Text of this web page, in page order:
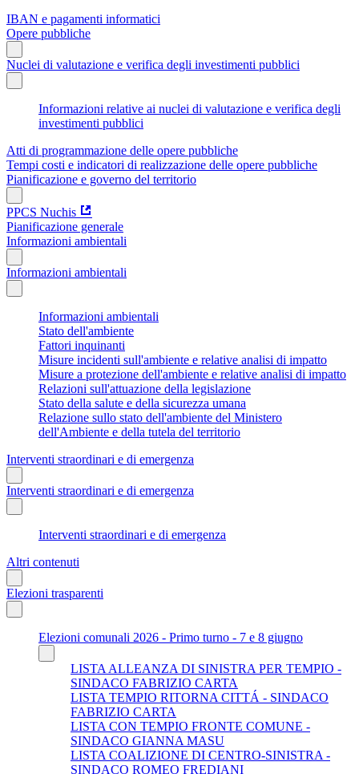
IBAN e pagamenti informatici
Opere pubbliche
Nuclei di valutazione e verifica degli investimenti pubblici
Informazioni relative ai nuclei di valutazione e verifica degli
investimenti pubblici
Atti di programmazione delle opere pubbliche
Tempi costi e indicatori di realizzazione delle opere pubbliche
Pianificazione e governo del territorio
PPCS Nuchis
Pianificazione generale
Informazioni ambientali
Informazioni ambientali
Informazioni ambientali
Stato dell'ambiente
Fattori inquinanti
Misure incidenti sull'ambiente e relative analisi di impatto
Misure a protezione dell'ambiente e relative analisi di impatto
Relazioni sull'attuazione della legislazione
Stato della salute e della sicurezza umana
Relazione sullo stato dell'ambiente del Ministero
dell'Ambiente e della tutela del territorio
Interventi straordinari e di emergenza
Interventi straordinari e di emergenza
Interventi straordinari e di emergenza
Altri contenuti
Elezioni trasparenti
Elezioni comunali 2026 - Primo turno - 7 e 8 giugno
LISTA ALLEANZA DI SINISTRA PER TEMPIO -
SINDACO FABRIZIO CARTA
LISTA TEMPIO RITORNA CITTÁ - SINDACO
FABRIZIO CARTA
LISTA CON TEMPIO FRONTE COMUNE -
SINDACO GIANNA MASU
LISTA COALIZIONE DI CENTRO-SINISTRA -
SINDACO ROMEO FREDIANI